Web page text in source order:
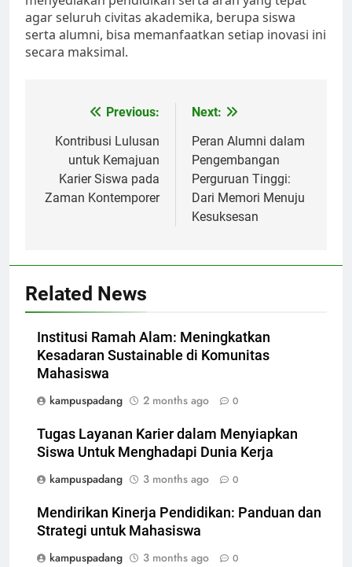
agar seluruh civitas akademika, berupa siswa
serta alumni, bisa memanfaatkan setiap inovasi ini
secara maksimal.
navigation
Previous:
Kontribusi Lulusan
untuk Kemajuan
Karier Siswa pada
Zaman Kontemporer
Next:
Peran Alumni dalam
Pengembangan
Perguruan Tinggi:
Dari Memori Menuju
Kesuksesan
Related News
Institusi Ramah Alam: Meningkatkan
Kesadaran Sustainable di Komunitas
Mahasiswa
kampuspadang
2 months ago 0
Tugas Layanan Karier dalam Menyiapkan
Siswa Untuk Menghadapi Dunia Kerja
kampuspadang
3 months ago 0
Mendirikan Kinerja Pendidikan: Panduan dan
Strategi untuk Mahasiswa
kampuspadang
3 months ago 0